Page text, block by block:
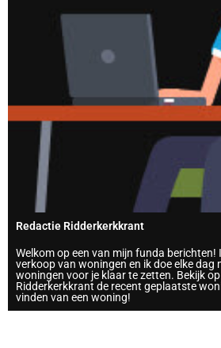
Redactie Ridderkerkkrant
Welkom op een van mijn funda berichten!
verkoop van woningen en ik doe elke dag
woningen voor je klaar te zetten. Bekijk
Ridderkerkkrant de recent geplaatste
vinden van een woning!